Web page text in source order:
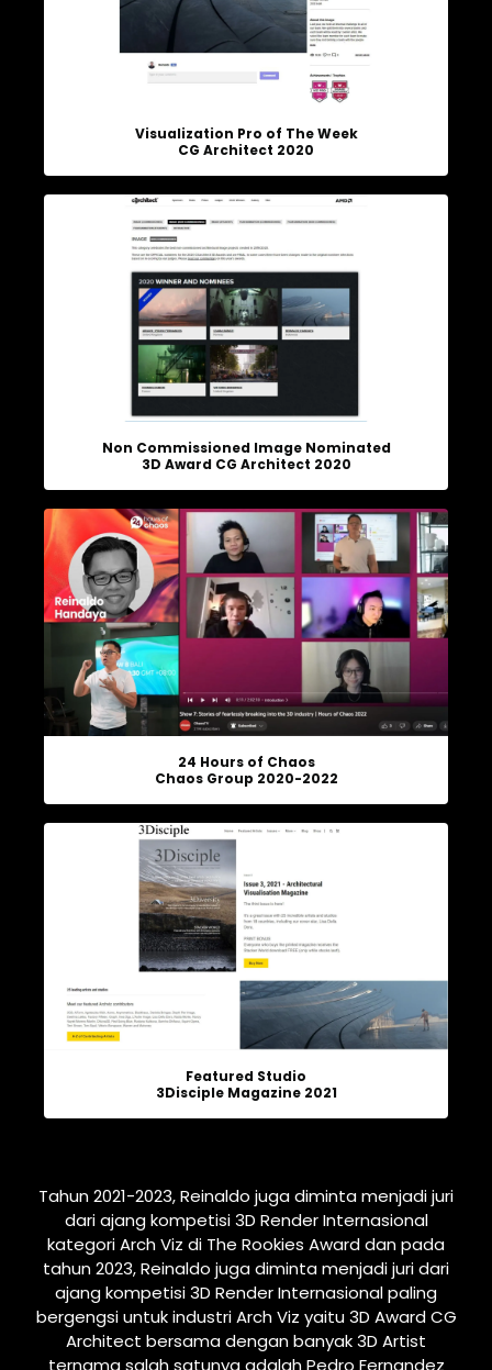
Visualization Pro of The Week
CG Architect 2020
Non Commissioned Image Nominated
3D Award CG Architect 2020
24 Hours of Chaos
Chaos Group 2020-2022
Featured Studio
3Disciple Magazine 2021
Tahun 2021-2023, Reinaldo juga diminta menjadi juri
dari ajang kompetisi 3D Render Internasional
kategori Arch Viz di The Rookies Award dan pada
tahun 2023, Reinaldo juga diminta menjadi juri dari
ajang kompetisi 3D Render Internasional paling
bergengsi untuk industri Arch Viz yaitu 3D Award CG
Architect bersama dengan banyak 3D Artist
ternama salah satunya adalah Pedro Fernandez